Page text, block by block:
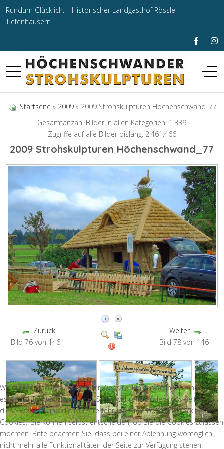
Rundum Glücklich. | Historischer Landgasthof Rössle
Tiefenhäusern
Startseite » 2009 » 2009 Strohskulpturen Höchenschwand_77
Gesamtanzahl Bilder in allen Kategorien: 1.339
Zugriffe auf alle Bilder bislang: 2.461.466
2009 Strohskulpturen Höchenschwand_77
Zurück
Bild 76 von 146
Weiter
Bild 78 von 146
Wir nutzen Cookies auf unserer Website. Einige von ihnen sind
essenziell für den Betrieb der Seite, während andere uns helfen,
diese Website und die Nutzererfahrung zu verbessern (Tracking
Cookies). Sie können selbst entscheiden, ob Sie die Cookies zulassen
möchten. Bitte beachten Sie, dass bei einer Ablehnung womöglich
nicht mehr alle Funktionalitäten der Seite zur Verfügung stehen.